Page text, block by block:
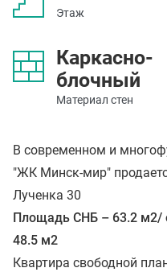
Этаж
Каркасно-
блочный
Материал стен
В современном и
"ЖК Минск-мир"
Лученка 30
Площадь СНБ – 63.2
48.5 м2
Квартира свободной